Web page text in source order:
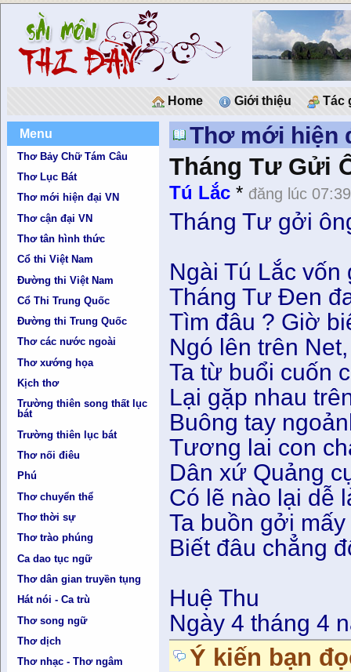
Home Giới thiệu Tác
Menu
Thơ Bảy Chữ Tám Câu
Thơ Lục Bát
Thơ mới hiện đại VN
Thơ cận đại VN
Thơ tân hình thức
Cổ thi Việt Nam
Đường thi Việt Nam
Cổ Thi Trung Quốc
Đường thi Trung Quốc
Thơ các nước ngoài
Thơ xướng họa
Kịch thơ
Trường thiên song thất lục
bát
Trường thiên lục bát
Thơ nối điêu
Phú
Thơ chuyển thể
Thơ thời sự
Thơ trào phúng
Ca dao tục ngữ
Thơ dân gian truyền tụng
Hát nói - Ca trù
Thơ song ngữ
Thơ dịch
Thơ nhạc - Thơ ngâm
Thơ mới hiện
Tháng Tư Gửi
Tú Lắc * đăng lúc
Tháng Tư gởi
Ngài Tú Lắc vốn
Tháng Tư Ðen
Tìm đâu ? Giờ
Ngó lên trên
Ta từ buổi cuốn
Lại gặp nhau
Buông tay
Tương lai con
Dân xứ Quảng
Có lẽ nào lại dễ
Ta buồn gởi
Biết đâu chẳng
Huệ Thu
Ngày 4 tháng 4
Ý kiến bạn